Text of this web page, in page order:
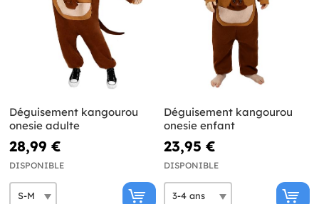
Déguisement kangourou
onesie adulte
28,99 €
DISPONIBLE
Déguisement kangourou
onesie enfant
23,95 €
DISPONIBLE